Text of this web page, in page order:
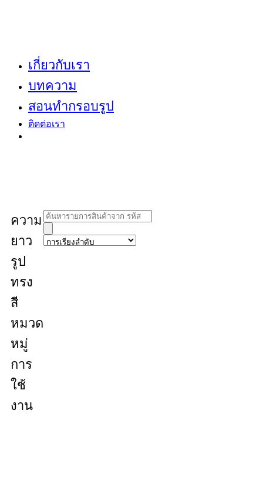
เกี่ยวกับเรา
บทความ
สอนทำกรอบรูป
ติดต่อเรา
ความ
ยาว
รูป
ทรง
สี
หมวด
หมู่
การ
ใช้
งาน
Products
search